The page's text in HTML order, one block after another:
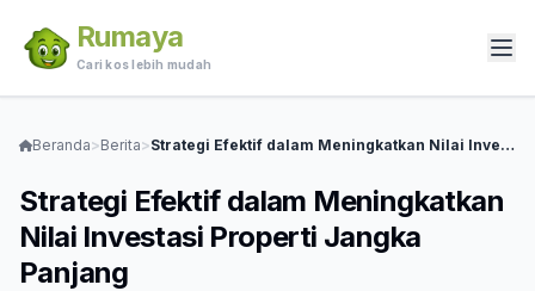
Rumaya
Cari kos lebih mudah
Beranda>Berita> Strategi Efektif dalam Meningkatkan Nilai Investasi Properti Jangka Panjang
Strategi Efektif dalam Meningkatkan
Nilai Investasi Properti Jangka
Panjang